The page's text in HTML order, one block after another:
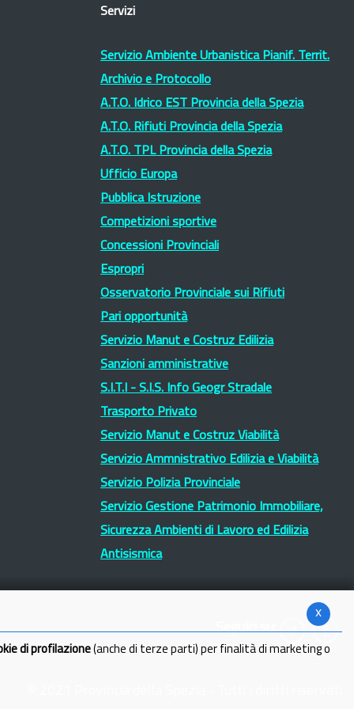
Servizi
Servizio Ambiente Urbanistica Pianif. Territ.
Archivio e Protocollo
A.T.O. Idrico EST Provincia della Spezia
A.T.O. Rifiuti Provincia della Spezia
A.T.O. TPL Provincia della Spezia
Ufficio Europa
Pubblica Istruzione
Competizioni sportive
Concessioni Provinciali
Espropri
Osservatorio Provinciale sui Rifiuti
Pari opportunità
Servizio Manut e Costruz Edilizia
Sanzioni amministrative
S.I.T.I - S.I.S. Info Geogr Stradale
Trasporto Privato
Servizio Manut e Costruz Viabilità
Servizio Ammnistrativo Edilizia e Viabilità
Servizio Polizia Provinciale
Servizio Gestione Patrimonio Immobiliare,
Sicurezza Ambienti di Lavoro ed Edilizia
Antisismica
Seguici su:
x
di profilazione (anche di terze parti) per finalità di marketing o